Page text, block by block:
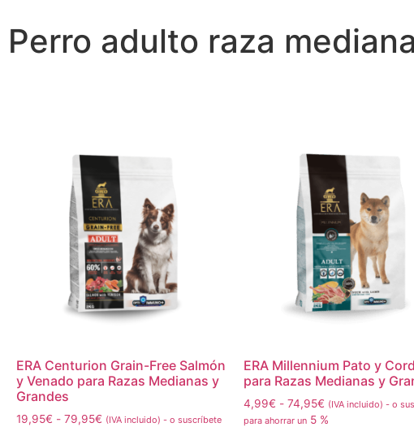
Perro adulto raza
ERA Centurion Grain-Free Salmón
y Venado para Razas Medianas y
Grandes
19,95€ - 79,95€ (IVA incluido) - o suscríbete
ERA Millennium Pato y
para Razas Medianas y
4,99€ - 74,95€ (IVA incluido) - o
para ahorrar un 5 %